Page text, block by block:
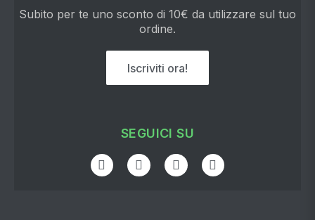
Subito per te uno sconto di 10€ da utilizzare sul tuo
ordine.
Iscriviti ora!
SEGUICI SU